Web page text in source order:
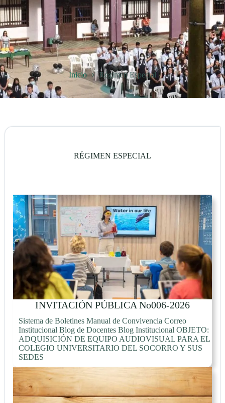
Inicio Régimen Especial
RÉGIMEN ESPECIAL
INVITACIÓN PÚBLICA No006-2026
Sistema de Boletines Manual de Convivencia Correo
Institucional Blog de Docentes Blog Institucional OBJETO:
ADQUISICIÓN DE EQUIPO AUDIOVISUAL PARA EL
COLEGIO UNIVERSITARIO DEL SOCORRO Y SUS
SEDES